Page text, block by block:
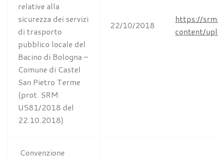
relative alla
sicurezza dei servizi
di trasporto
pubblico locale del
Bacino di Bologna –
Comune di Castel
San Pietro Terme
(prot. SRM
U581/2018 del
22.10.2018)
22/10/2018
https://
content/
Convenzione